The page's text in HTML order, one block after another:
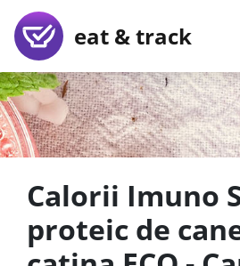
eat & track
Calorii Imuno
proteic de